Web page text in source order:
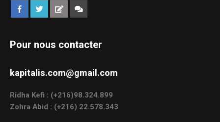
Pour nous contacter
kapitalis.com@gmail.com
Ridha Kefi : (+216)98.324.899
Zohra Abid : (+216) 22.578.343